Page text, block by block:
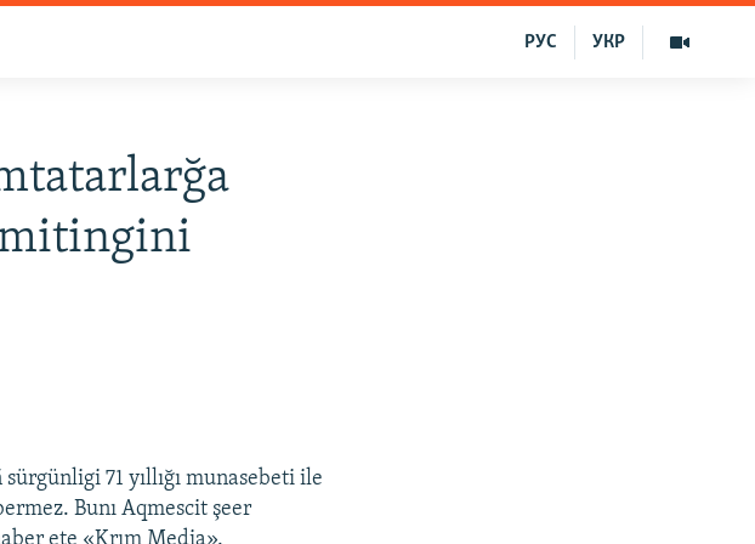
УКР
РУС
mitingini
71 yıllığı munasebeti ile
Bunı Aqmescit şeer